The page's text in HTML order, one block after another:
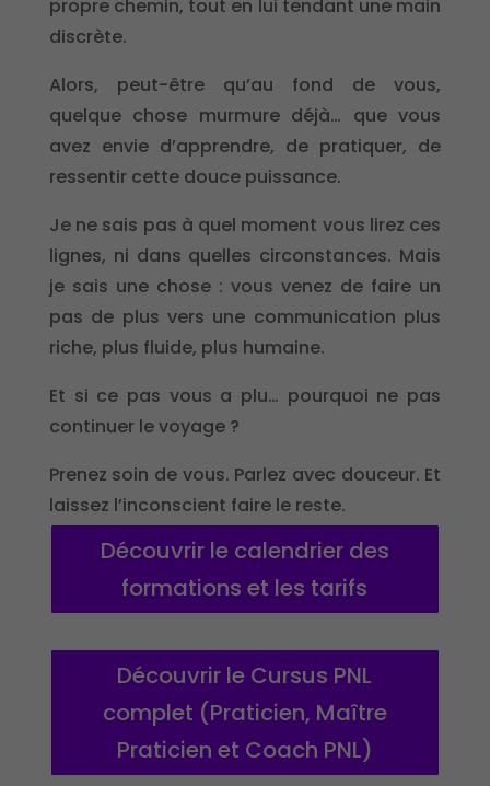
propre chemin, tout en lui tendant une main
discrète.
Alors, peut-être qu’au fond de vous,
quelque chose murmure déjà… que vous
avez envie d’apprendre, de pratiquer, de
ressentir cette douce puissance.
Je ne sais pas à quel moment vous lirez ces
lignes, ni dans quelles circonstances. Mais
je sais une chose : vous venez de faire un
pas de plus vers une communication plus
riche, plus fluide, plus humaine.
Et si ce pas vous a plu… pourquoi ne pas
continuer le voyage ?
Prenez soin de vous. Parlez avec douceur. Et
laissez l’inconscient faire le reste.
Découvrir le calendrier des
formations et les tarifs
Découvrir le Cursus PNL
complet (Praticien, Maître
Praticien et Coach PNL)